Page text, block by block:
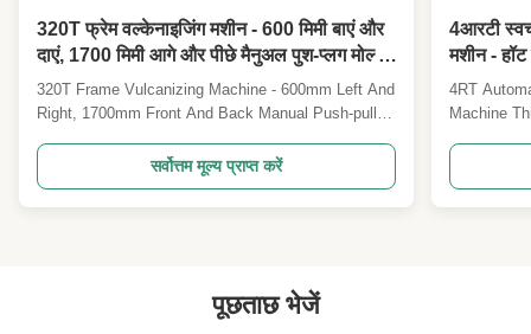
320T फ्रेम वल्केनाइजिंग मशीन - 600 मिमी बाएं और
दाएं, 1700 मिमी आगे और पीछे मैनुअल पुश-प्लग मोल्ड
हॉट प्रेसिंग फोर्मिंग मशीन
320T Frame Vulcanizing Machine - 600mm Left And
Right, 1700mm Front And Back Manual Push-pull
frame vulcanizing machine is designed for pressing
rubber mold products and corresponding
specifications of sealing parts for thermosetting
सर्वोत्तम मूल्य प्राप्त करें
4आरटी
मशीन -
से हीटिंग -
तापमान -
4RT
Machine
and plastic
पूछताछ भेजें